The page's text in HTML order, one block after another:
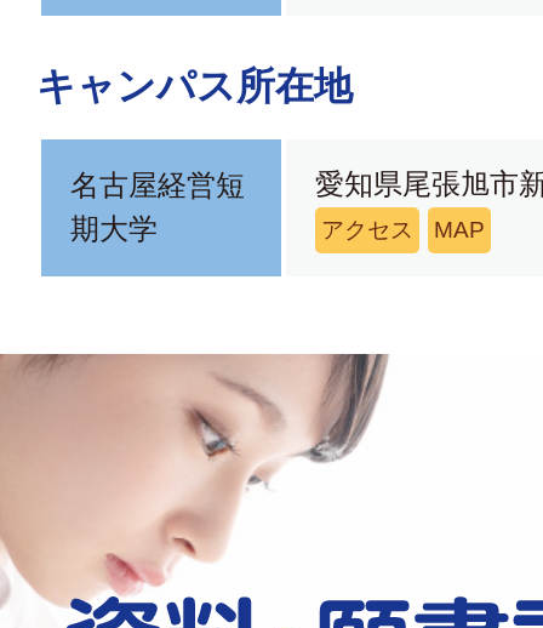
キャンパス所在地
名古屋経営短
期大学
愛知県尾張旭市
アクセス MAP